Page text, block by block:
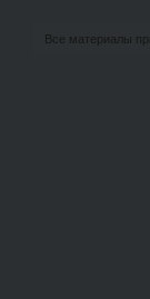
Все материалы